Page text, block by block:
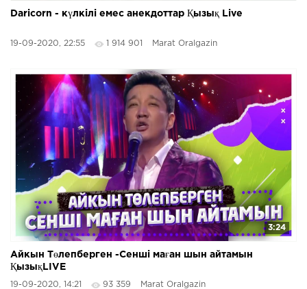
Daricorn - күлкілі емес анекдоттар Қызық Live
19-09-2020, 22:55 1 914 901 Marat Oralgazin
3:24
Айкын Төлепберген -Сенші маған шын айтамын
ҚызықLIVE
19-09-2020, 14:21 93 359 Marat Oralgazin